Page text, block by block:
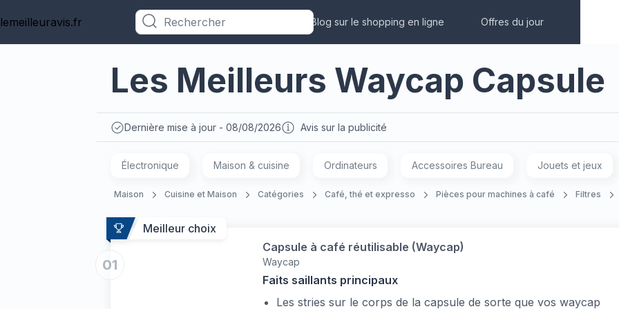
lemeilleuravis.fr Catégories Blog sur le shopping en ligne Offres du jour
Les Meilleurs Waycap Capsule
Avis sur la publicité
Dernière mise à jour - 08/08/2026
Électronique Maison & cuisine Ordinateurs Accessoires Bureau Jouets et jeux
Maison Cuisine et Maison Catégories Café, thé et expresso Pièces pour machines à café Filtres
Meilleur choix
01
Capsule à café réutilisable (Waycap)
Waycap
Faits saillants principaux
Les stries sur le corps de la capsule de sorte que vos waycap